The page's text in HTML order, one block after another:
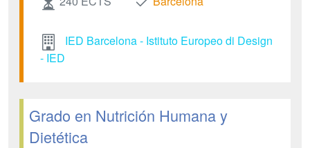
IED Barcelona - Istituto Europeo di Design
- IED
Grado en Nutrición Humana y
Dietética